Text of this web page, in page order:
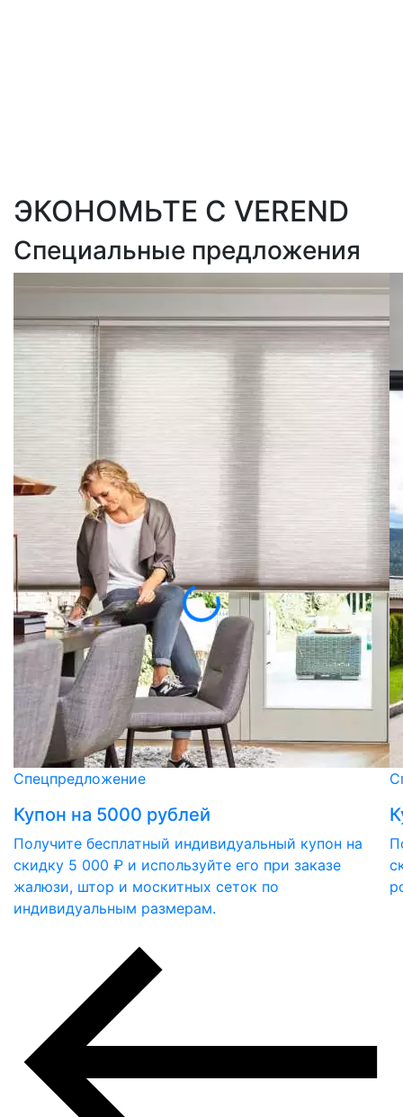
ЭКОНОМЬТЕ С VEREND
Специальные предложения
Спецпредложение
Купон на 5000 рублей
Получите бесплатный индивидуальный купон на
скидку 5 000 ₽ и используйте его при заказе
жалюзи, штор и москитных сеток по
индивидуальным размерам.